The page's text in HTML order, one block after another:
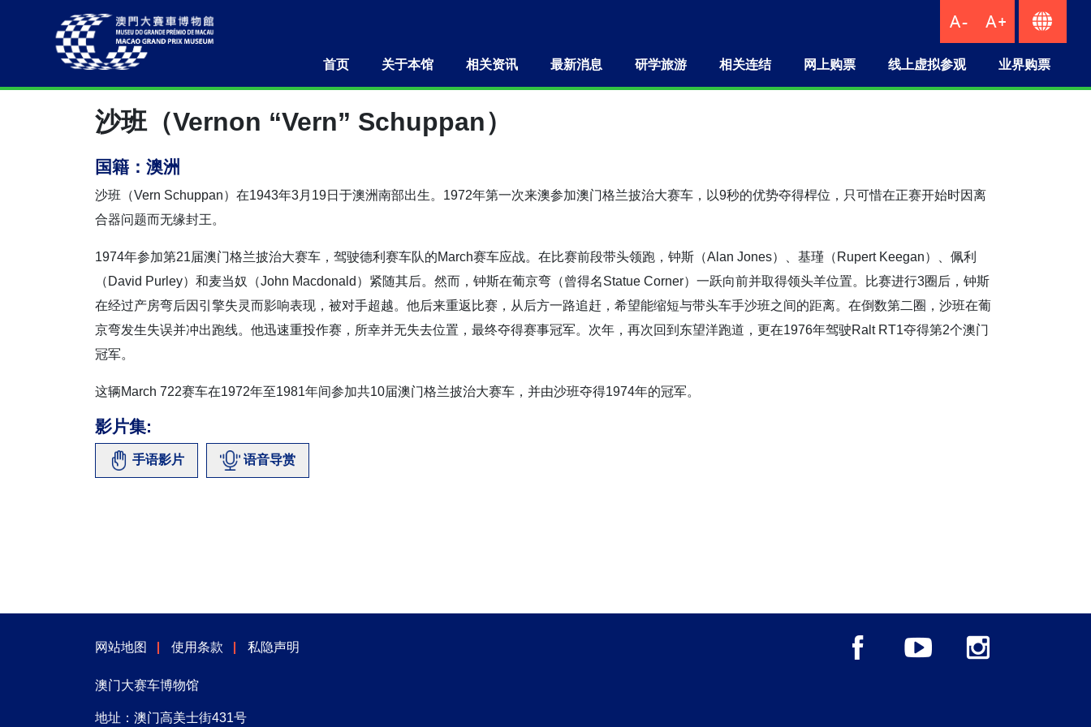
首页 关于本馆 相关资讯 最新消息 研学旅游 相关连结 网上购票 线上虚拟参观 业界购票
沙班（Vernon “Vern” Schuppan）
国籍：澳洲
沙班（Vern Schuppan）在1943年3月19日于澳洲南部出生。1972年第一次来澳参加澳门格兰披治大赛车，以9秒的优势夺得桿位，只可惜在正赛开始时因离
合器问题而无缘封王。
1974年参加第21届澳门格兰披治大赛车，驾驶德利赛车队的March赛车应战。在比赛前段带头领跑，钟斯（Alan Jones）、基瑾（Rupert Keegan）、佩利
（David Purley）和麦当奴（John Macdonald）紧随其后。然而，钟斯在葡京弯（曾得名Statue Corner）一跃向前并取得领头羊位置。比赛进行3圈后，钟斯
在经过产房弯后因引擎失灵而影响表现，被对手超越。他后来重返比赛，从后方一路追赶，希望能缩短与带头车手沙班之间的距离。在倒数第二圈，沙班在葡
京弯发生失误并冲出跑线。他迅速重投作赛，所幸并无失去位置，最终夺得赛事冠军。次年，再次回到东望洋跑道，更在1976年驾驶Ralt RT1夺得第2个澳门
冠军。
这辆March 722赛车在1972年至1981年间参加共10届澳门格兰披治大赛车，并由沙班夺得1974年的冠军。
影片集:
手语影片 语音导赏
网站地图 使用条款 私隐声明
澳门大赛车博物馆
地址：澳门高美士街431号